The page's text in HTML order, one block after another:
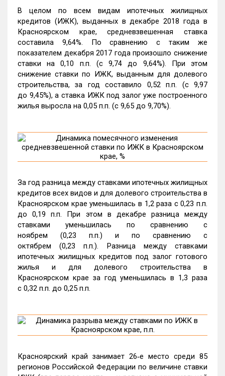
В целом по всем видам ипотечных жилищных
кредитов (ИЖК), выданных в декабре 2018 года в
Красноярском крае, средневзвешенная ставка
составила 9,64%. По сравнению с таким же
показателем декабря 2017 года произошло снижение
ставки на 0,10 п.п. (с 9,74 до 9,64%). При этом
снижение ставки по ИЖК, выданным для долевого
строительства, за год составило 0,52 п.п. (с 9,97
до 9,45%), а ставка ИЖК под залог уже построенного
жилья выросла на 0,05 п.п. (с 9,65 до 9,70%).
За год разница между ставками ипотечных жилищных
кредитов всех видов и для долевого строительства в
Красноярском крае уменьшилась в 1,2 раза с 0,23 п.п.
до 0,19 п.п. При этом в декабре разница между
ставками уменьшилась по сравнению с
ноябрем (0,23 п.п.) и по сравнению с
октябрем (0,23 п.п.). Разница между ставками
ипотечных жилищных кредитов под залог готового
жилья и для долевого строительства в
Красноярском крае за год уменьшилась в 1,3 раза
с 0,32 п.п. до 0,25 п.п.
Красноярский край занимает 26‑е место среди 85
регионов Российской Федерации по величине ставки